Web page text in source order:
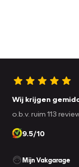
Wij krijgen
o.b.v. ruim 113
9.5/10
Mijn Vakgarage